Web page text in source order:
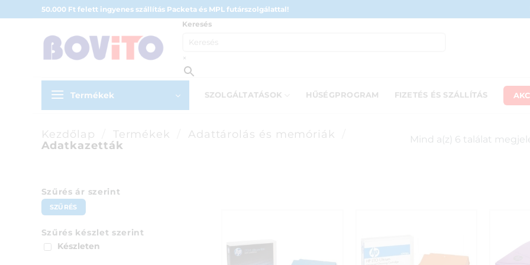
to
50.000 Ft felett ingyenes szállítás Packeta és MPL futárszolgálattal!
Keresés
×
Termékek SZOLGÁLTATÁSOK HŰSÉGPROGRAM FIZETÉS ÉS SZÁLLÍTÁS
Kezdőlap Termékek Adattárolás és memóriák
Adatkazetták
Mind a(z) 6 találat
Szűrés ár szerint
Min
Max
SZŰRÉS
Szűrés készlet szerint
Készleten